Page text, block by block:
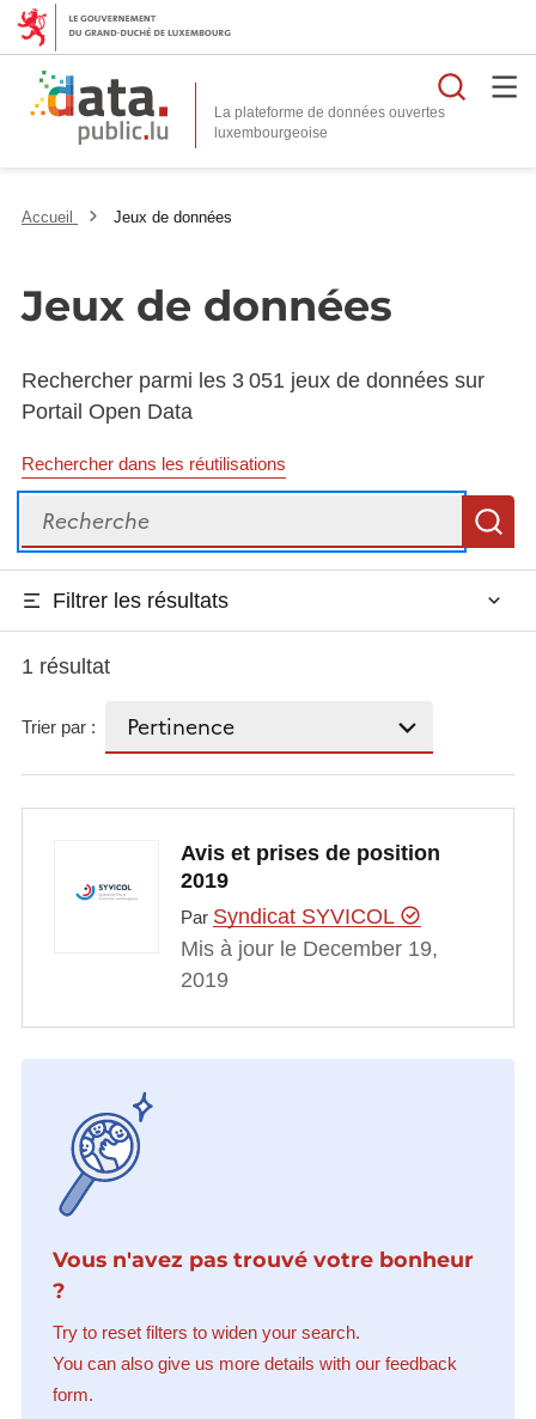
La plateforme de données ouvertes
Accueil Jeux de données
Jeux de données
Rechercher parmi les 3 051 jeux de données sur
Portail Open Data
Rechercher dans les réutilisations
Recherche
Filtrer les résultats
1 résultat
Trier par :
Avis et prises de position
2019
Par Syndicat SYVICOL
Mis à jour le December 19,
2019
Vous n'avez pas trouvé votre bonheur
?
Try to reset filters to widen your search.
You can also give us more details with our feedback
form.